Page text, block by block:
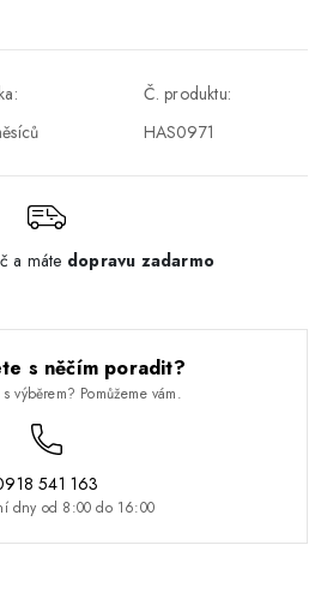
2 pracovné dni ZDARMA
Č. produktu:
HAS0971
a máte dopravu zadarmo
s něčím poradit?
výběrem? Pomůžeme vám.
541 163
dny od 8:00 do 16:00